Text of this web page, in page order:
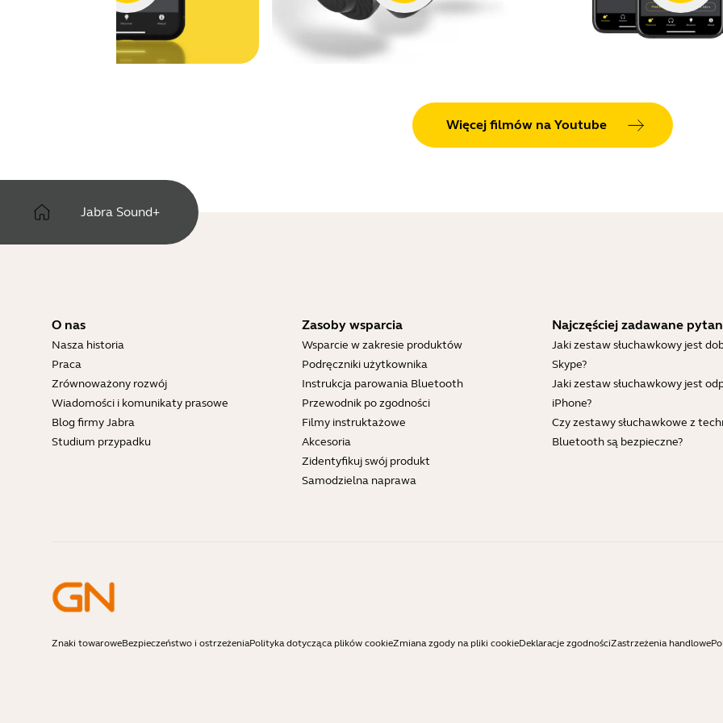
Więcej filmów na Youtube
Jabra Sound+
O nas
Nasza historia
Praca
Zrównoważony rozwój
Wiadomości i komunikaty prasowe
Blog firmy Jabra
Studium przypadku
Zasoby wsparcia
Wsparcie w zakresie produktów
Podręczniki użytkownika
Instrukcja parowania Bluetooth
Przewodnik po zgodności
Filmy instruktażowe
Akcesoria
Zidentyfikuj swój produkt
Samodzielna naprawa
Najczęściej zadawane
Jaki zestaw słuchawkowy jest
Skype?
Jaki zestaw słuchawkowy jest
iPhone?
Czy zestawy słuchawkowe z
Bluetooth są bezpieczne?
Znaki towaroweBezpieczeństwo i ostrzeżeniaPolityka dotycząca plików cookieZmiana zgody na pliki cookieDeklaracje zgodnościZastrzeżenia handlowe